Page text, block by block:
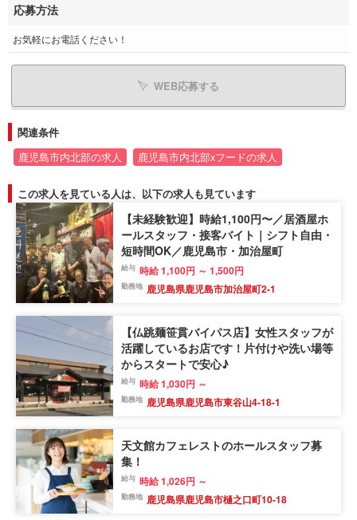
応募方法
お気軽にお電話ください！
WEB応募する
関連条件
鹿児島市内北部の求人 鹿児島市内北部xフードの求人
この求人を見ている人は、以下の求人も見ています
【未経験歓迎】時給1,100円〜／居酒屋ホ
ールスタッフ・接客バイト｜シフト自由・
短時間OK／鹿児島市・加治屋町
給与 時給 1,100円 ～ 1,500円
勤務地 鹿児島県鹿児島市加治屋町2-1
【仏跳麺笹貫バイパス店】女性スタッフが
活躍しているお店です！片付けや洗い場等
からスタートで安心♪
給与 時給 1,030円 ～
勤務地 鹿児島県鹿児島市東谷山4-18-1
天文館カフェレストのホールスタッフ募
集！
給与 時給 1,026円 ～
勤務地 鹿児島県鹿児島市樋之口町10-18